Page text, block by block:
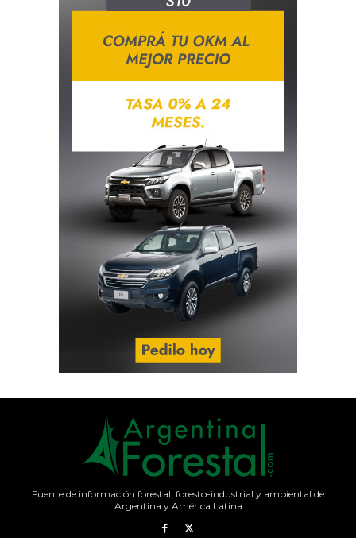
Fuente de información forestal, foresto-industrial y ambiental de
Argentina y América Latina